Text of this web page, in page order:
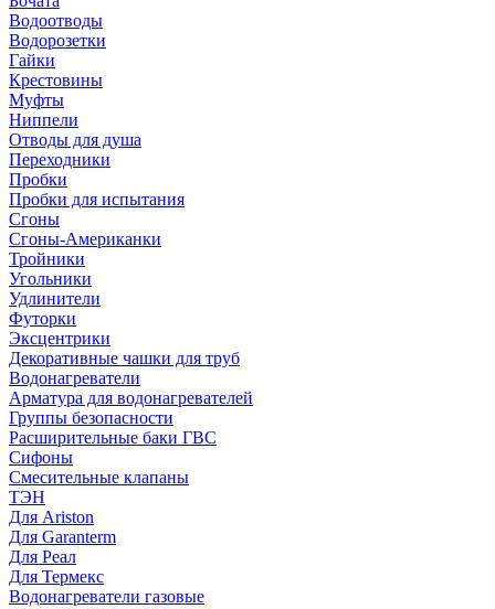
Водоотводы
Водорозетки
Гайки
Крестовины
Муфты
Ниппели
Отводы для душа
Переходники
Пробки
Пробки для испытания
Сгоны
Сгоны-Американки
Тройники
Угольники
Удлинители
Футорки
Эксцентрики
Декоративные чашки для труб
Водонагреватели
Арматура для водонагревателей
Группы безопасности
Расширительные баки ГВС
Сифоны
Смесительные клапаны
ТЭН
Для Ariston
Для Garanterm
Для Реал
Для Термекс
Водонагреватели газовые